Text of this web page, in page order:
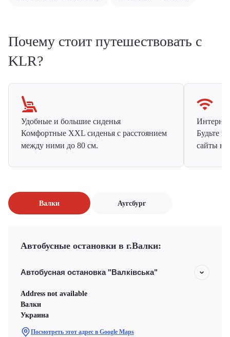
Почему стоит путешествовать с
KLR?
Удобные и большие сиденья
Комфортные XXL сиденья с расстоянием
между ними до 80 см.
Будьте
сайты на
Валки Аугсбург
Автобусные остановки в г.Валки:
Автобусная остановка "Валківська"
Address not available
Валки
Украина
Посмотреть этот адрес в Google Maps